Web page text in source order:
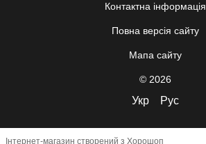
Контактна інформація
Повна версія сайту
Мапа сайту
© 2026
Укр Рус
Інтернет-магазин створений з Хорошоп